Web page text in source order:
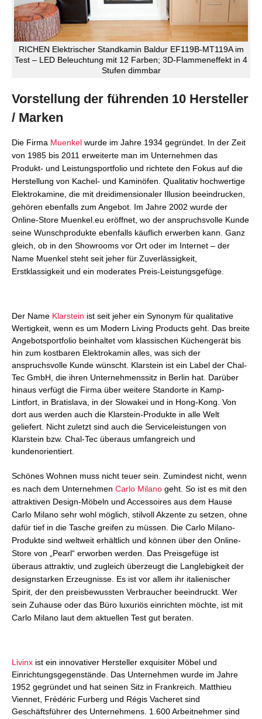
RICHEN Elektrischer Standkamin Baldur EF119B-MT119A im
Test – LED Beleuchtung mit 12 Farben; 3D-Flammeneffekt in 4
Stufen dimmbar
Vorstellung der führenden 10 Hersteller
/ Marken
Die Firma Muenkel wurde im Jahre 1934 gegründet. In der Zeit
von 1985 bis 2011 erweiterte man im Unternehmen das
Produkt- und Leistungsportfolio und richtete den Fokus auf die
Herstellung von Kachel- und Kaminöfen. Qualitativ hochwertige
Elektrokamine, die mit dreidimensionaler Illusion beeindrucken,
gehören ebenfalls zum Angebot. Im Jahre 2002 wurde der
Online-Store Muenkel.eu eröffnet, wo der anspruchsvolle Kunde
seine Wunschprodukte ebenfalls käuflich erwerben kann. Ganz
gleich, ob in den Showrooms vor Ort oder im Internet – der
Name Muenkel steht seit jeher für Zuverlässigkeit,
Erstklassigkeit und ein moderates Preis-Leistungsgefüge.
Der Name Klarstein ist seit jeher ein Synonym für qualitative
Wertigkeit, wenn es um Modern Living Products geht. Das breite
Angebotsportfolio beinhaltet vom klassischen Küchengerät bis
hin zum kostbaren Elektrokamin alles, was sich der
anspruchsvolle Kunde wünscht. Klarstein ist ein Label der Chal-
Tec GmbH, die ihren Unternehmenssitz in Berlin hat. Darüber
hinaus verfügt die Firma über weitere Standorte in Kamp-
Lintfort, in Bratislava, in der Slowakei und in Hong-Kong. Von
dort aus werden auch die Klarstein-Produkte in alle Welt
geliefert. Nicht zuletzt sind auch die Serviceleistungen von
Klarstein bzw. Chal-Tec überaus umfangreich und
kundenorientiert.
Schönes Wohnen muss nicht teuer sein. Zumindest nicht, wenn
es nach dem Unternehmen Carlo Milano geht. So ist es mit den
attraktiven Design-Möbeln und Accessoires aus dem Hause
Carlo Milano sehr wohl möglich, stilvoll Akzente zu setzen, ohne
dafür tief in die Tasche greifen zu müssen. Die Carlo Milano-
Produkte sind weltweit erhältlich und können über den Online-
Store von „Pearl“ erworben werden. Das Preisgefüge ist
überaus attraktiv, und zugleich überzeugt die Langlebigkeit der
designstarken Erzeugnisse. Es ist vor allem ihr italienischer
Spirit, der den preisbewussten Verbraucher beeindruckt. Wer
sein Zuhause oder das Büro luxuriös einrichten möchte, ist mit
Carlo Milano laut dem aktuellen Test gut beraten.
Livinx ist ein innovativer Hersteller exquisiter Möbel und
Einrichtungsgegenstände. Das Unternehmen wurde im Jahre
1952 gegründet und hat seinen Sitz in Frankreich. Matthieu
Viennet, Frédéric Furberg und Régis Vacheret sind
Geschäftsführer des Unternehmens. 1.600 Arbeitnehmer sind